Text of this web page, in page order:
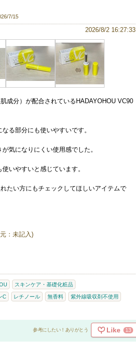
7/15
2026/8/2 16:27:33
肌成分）が配合されているHADAYOHOU VC90
る部分にも使いやすいです。
気になりにくい使用感でした。
いやすいと感じています。
たい方にもチェックしてほしいアイテムで
：未記入)
スキンケア・基礎化粧品
C レチノール 無香料 紫外線吸収剤不使用
参考にしたい！ありがとう Like 13